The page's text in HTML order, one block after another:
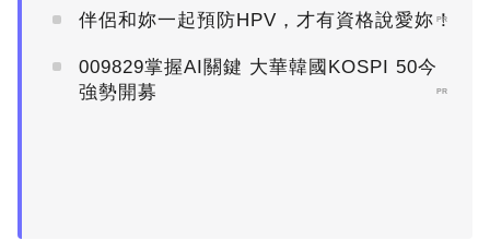
伴侶和妳一起預防HPV，才有資格說愛妳！
PR
009829掌握AI關鍵 大華韓國KOSPI 50今
強勢開募
PR